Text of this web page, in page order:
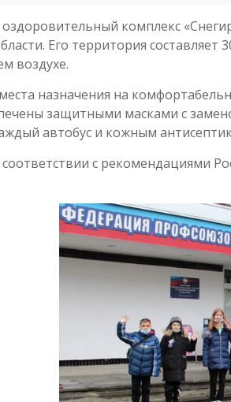
комплекс
Его территория составляет
воздухе.
назначения на
защитными масками с
автобус и кожным
с рекомендациями